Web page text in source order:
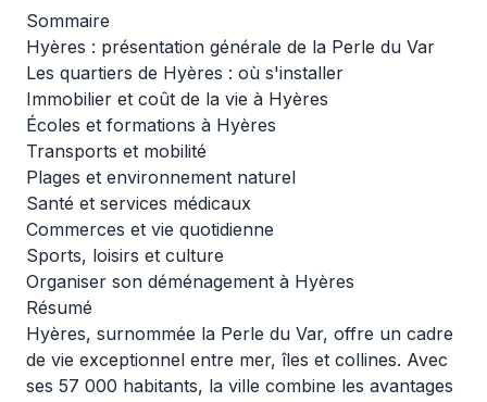
Sommaire
Hyères : présentation générale de la Perle du Var
Les quartiers de Hyères : où s'installer
Immobilier et coût de la vie à Hyères
Écoles et formations à Hyères
Transports et mobilité
Plages et environnement naturel
Santé et services médicaux
Commerces et vie quotidienne
Sports, loisirs et culture
Organiser son déménagement à Hyères
Résumé
Hyères, surnommée la Perle du Var, offre un cadre
de vie exceptionnel entre mer, îles et collines. Avec
ses 57 000 habitants, la ville combine les avantages